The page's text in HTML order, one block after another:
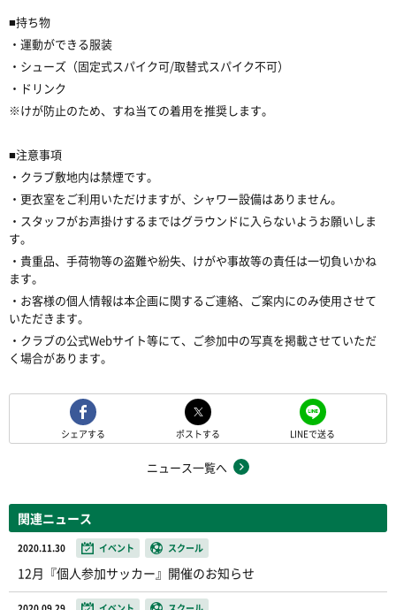
■持ち物
・運動ができる服装
・シューズ（固定式スパイク可/取替式スパイク不可）
・ドリンク
※けが防止のため、すね当ての着用を推奨します。
■注意事項
・クラブ敷地内は禁煙です。
・更衣室をご利用いただけますが、シャワー設備はありません。
・スタッフがお声掛けするまではグラウンドに入らないようお願いしま
す。
・貴重品、手荷物等の盗難や紛失、けがや事故等の責任は一切負いかね
ます。
・お客様の個人情報は本企画に関するご連絡、ご案内にのみ使用させて
いただきます。
・クラブの公式Webサイト等にて、ご参加中の写真を掲載させていただ
く場合があります。
シェアする ポストする LINEで送る
ニュース一覧へ
関連ニュース
2020.11.30 イベント スクール
12月『個人参加サッカー』開催のお知らせ